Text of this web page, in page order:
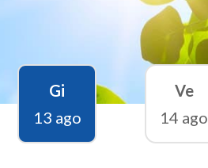
Gi
13 ago
Ve
14 ago